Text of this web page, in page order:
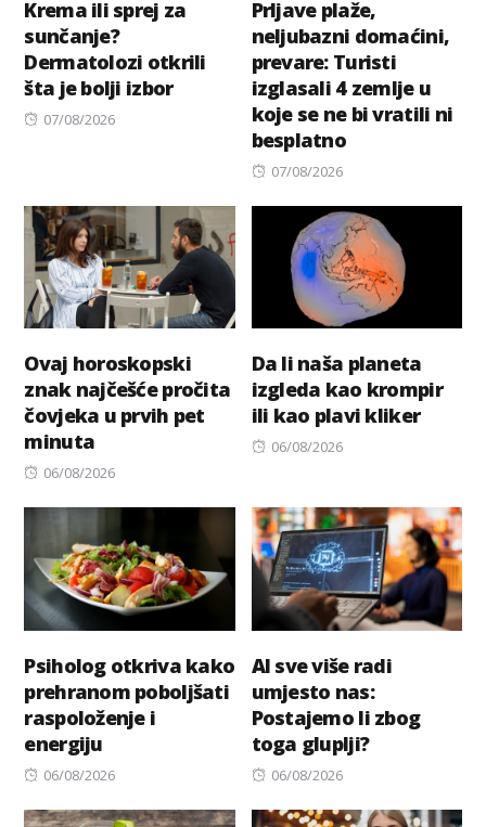
Krema ili sprej za
sunčanje?
Dermatolozi otkrili
šta je bolji izbor
Posted
07/08/2026
Prljave plaže,
neljubazni domaćini,
prevare: Turisti
izglasali 4 zemlje u
koje se ne bi vratili ni
besplatno
Posted
07/08/2026
Ovaj horoskopski
znak najčešće pročita
čovjeka u prvih pet
minuta
Posted
06/08/2026
Da li naša planeta
izgleda kao krompir
ili kao plavi kliker
Posted
06/08/2026
Psiholog otkriva kako
prehranom poboljšati
raspoloženje i
energiju
Posted
06/08/2026
AI sve više radi
umjesto nas:
Postajemo li zbog
toga gluplji?
Posted
06/08/2026